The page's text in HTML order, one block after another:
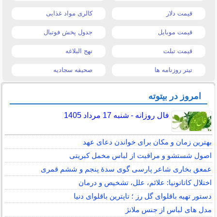
قیمت دلار کالری مواد غذایی
قیمت موبایل جدول پخش فوتبال
قیمت تبلت نهج البلاغه
تیتر روزنامه ها صحیفه سجادیه
امروز در بیتوته
فال روزانه - شنبه 17 مرداد 1405
بهترین زمان و مکان برای خواندن دعای عهد
اصول شستشو و مراقبت از لباس مخمل کبریتی
عمعق بخاری شاعر پارسی گوی سدهٔ پنجم و ششم قمری
اختلال کاتاتونیا: علائم، علل، تشخیص و درمان
دستور تهیه باقلوای گل رز ؛ تاپترین باقلوای دنیا
مدل های لباس از جنس ملانژ